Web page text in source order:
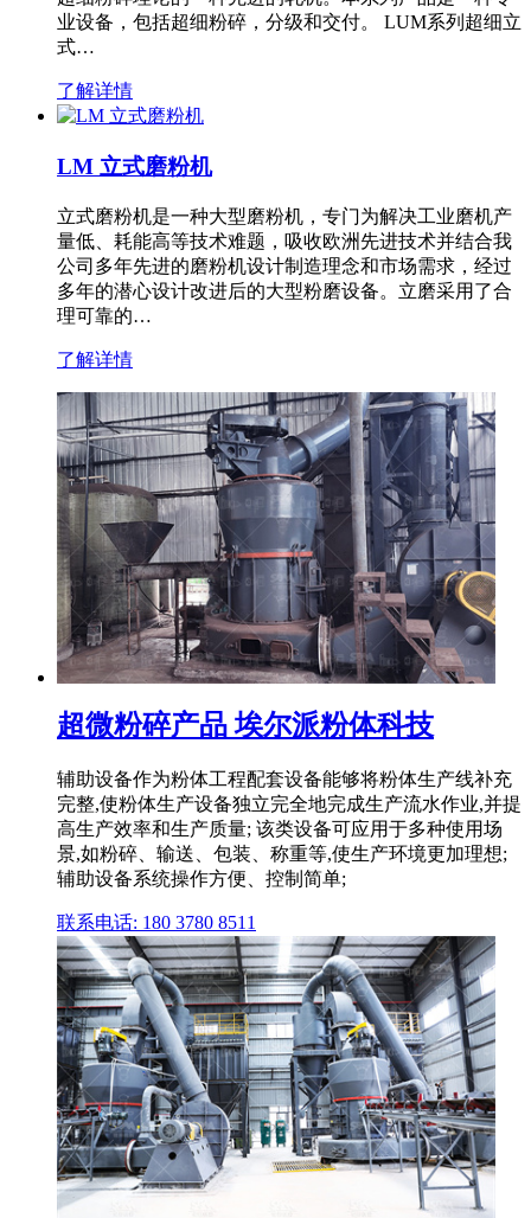
业设备，包括超细粉碎，分级和交付。 LUM系列超细立
式…
了解详情
LM 立式磨粉机
立式磨粉机是一种大型磨粉机，专门为解决工业磨机产
量低、耗能高等技术难题，吸收欧洲先进技术并结合我
公司多年先进的磨粉机设计制造理念和市场需求，经过
多年的潜心设计改进后的大型粉磨设备。立磨采用了合
理可靠的…
了解详情
超微粉碎产品 埃尔派粉体科技
辅助设备作为粉体工程配套设备能够将粉体生产线补充
完整,使粉体生产设备独立完全地完成生产流水作业,并提
高生产效率和生产质量; 该类设备可应用于多种使用场
景,如粉碎、输送、包装、称重等,使生产环境更加理想;
辅助设备系统操作方便、控制简单;
联系电话: 180 3780 8511